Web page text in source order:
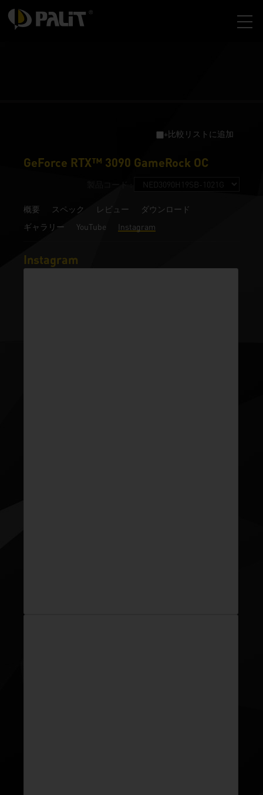
+比較リストに追加
GeForce RTX™ 3090 GameRock OC
概要 スペック レビュー
ダウンロード
ギャラリー
YouTube Instagram
Instagram